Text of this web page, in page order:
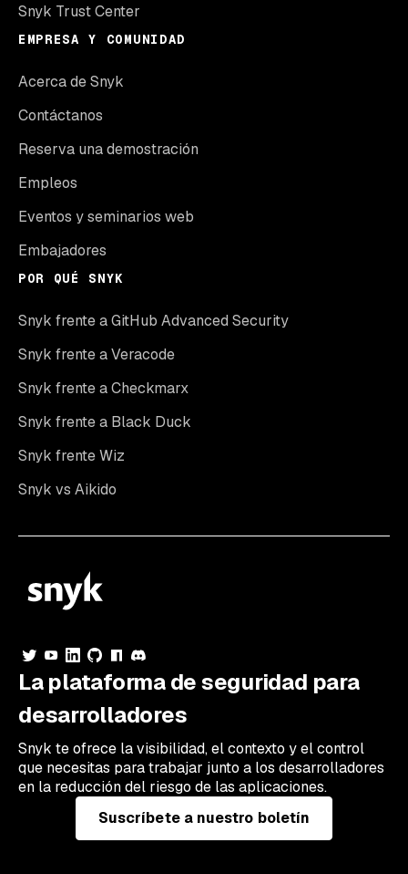
Snyk Trust Center
EMPRESA Y COMUNIDAD
Acerca de Snyk
Contáctanos
Reserva una demostración
Empleos
Eventos y seminarios web
Embajadores
POR QUÉ SNYK
Snyk frente a GitHub Advanced Security
Snyk frente a Veracode
Snyk frente a Checkmarx
Snyk frente a Black Duck
Snyk frente Wiz
Snyk vs Aikido
La plataforma de seguridad para
desarrolladores
Snyk te ofrece la visibilidad, el contexto y el control
que necesitas para trabajar junto a los desarrolladores
en la reducción del riesgo de las aplicaciones.
Suscríbete a nuestro boletín